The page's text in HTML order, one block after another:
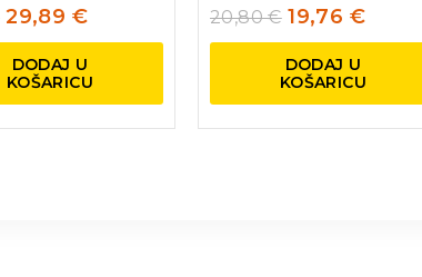
29,89 €
DODAJ U
KOŠARICU
20,80€ 19,76 €
DODAJ U
KOŠARICU